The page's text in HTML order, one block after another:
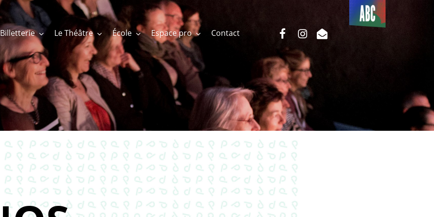
Billetterie Le Théâtre École Espace pro Contact
Du côté
de l’ABC
facebookinstagram
email